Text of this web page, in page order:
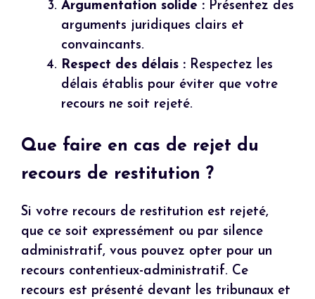
Argumentation solide : Présentez des
arguments juridiques clairs et
convaincants.
Respect des délais : Respectez les
délais établis pour éviter que votre
recours ne soit rejeté.
Que faire en cas de rejet du
recours de restitution ?
Si votre recours de restitution est rejeté,
que ce soit expressément ou par silence
administratif, vous pouvez opter pour un
recours contentieux-administratif. Ce
recours est présenté devant les tribunaux et